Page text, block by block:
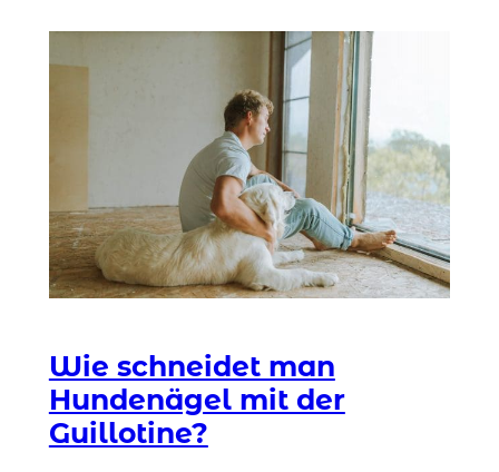
Wie schneidet man
Hundenägel mit der
Guillotine?